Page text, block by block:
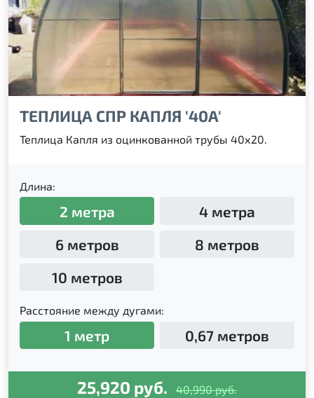
ТЕПЛИЦА СПР КАПЛЯ '40А'
Теплица Капля из оцинкованной трубы 40х20.
Длина:
2 метра
4 метра
6 метров
8 метров
10 метров
Расстояние между дугами:
1 метр 0,67 метров
25,920 руб. 40,990 руб.